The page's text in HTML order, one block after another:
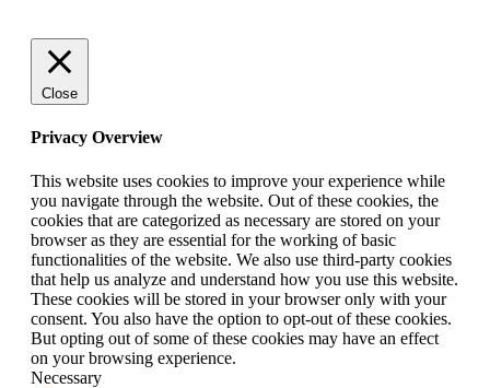
Close
Privacy Overview
This website uses cookies to improve your experience while
you navigate through the website. Out of these cookies, the
cookies that are categorized as necessary are stored on your
browser as they are essential for the working of basic
functionalities of the website. We also use third-party cookies
that help us analyze and understand how you use this website.
These cookies will be stored in your browser only with your
consent. You also have the option to opt-out of these cookies.
But opting out of some of these cookies may have an effect
on your browsing experience.
Necessary